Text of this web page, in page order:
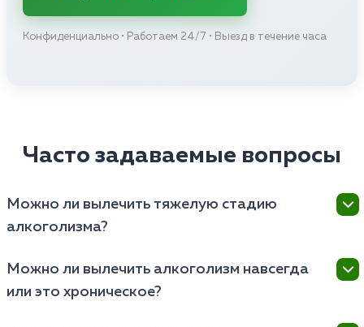
Конфиденциально • Работаем 24/7 • Выезд в течение часа
Часто задаваемые вопросы
Можно ли вылечить тяжелую стадию
алкоголизма?
глубокой деградацией личности и органическими
поражениями мозга и других органов. Лечение
Можно ли вылечить алкоголизм навсегда
или это хроническое?